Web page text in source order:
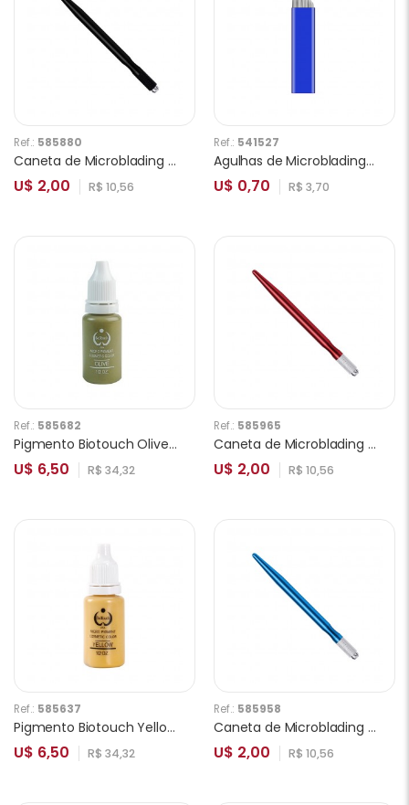
Ref.: 585880
Caneta de Microblading Ponta Simples Preto
U$ 2,00 R$ 10,56
Ref.: 541527
Agulhas de Microblading Blue 21F 0.2mm
U$ 0,70 R$ 3,70
Ref.: 585682
Pigmento Biotouch Olive para Sobrancelhas 15ml
U$ 6,50 R$ 34,32
Ref.: 585965
Caneta de Microblading Ponta Simples Vermelho
U$ 2,00 R$ 10,56
Ref.: 585637
Pigmento Biotouch Yellow para Olhos 15ml
U$ 6,50 R$ 34,32
Ref.: 585958
Caneta de Microblading Ponta Simples Azul
U$ 2,00 R$ 10,56